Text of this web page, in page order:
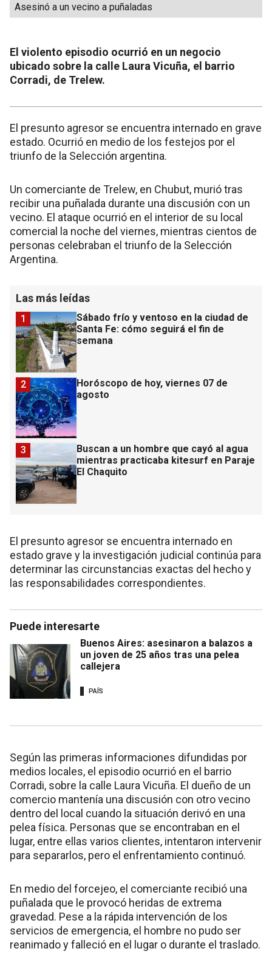
Asesinó a un vecino a puñaladas
El violento episodio ocurrió en un negocio
ubicado sobre la calle Laura Vicuña, el barrio
Corradi, de Trelew.
El presunto agresor se encuentra internado en grave
estado. Ocurrió en medio de los festejos por el
triunfo de la Selección argentina.
Un comerciante de Trelew, en Chubut, murió tras
recibir una puñalada durante una discusión con un
vecino. El ataque ocurrió en el interior de su local
comercial la noche del viernes, mientras cientos de
personas celebraban el triunfo de la Selección
Argentina.
Las más leídas
Sábado frío y ventoso en la ciudad de
Santa Fe: cómo seguirá el fin de
semana
1
Horóscopo de hoy, viernes 07 de
agosto
2
Buscan a un hombre que cayó al agua
mientras practicaba kitesurf en Paraje
El Chaquito
3
El presunto agresor se encuentra internado en
estado grave y la investigación judicial continúa para
determinar las circunstancias exactas del hecho y
las responsabilidades correspondientes.
Puede interesarte
Buenos Aires: asesinaron a balazos a
un joven de 25 años tras una pelea
callejera
PAÍS
Según las primeras informaciones difundidas por
medios locales, el episodio ocurrió en el barrio
Corradi, sobre la calle Laura Vicuña. El dueño de un
comercio mantenía una discusión con otro vecino
dentro del local cuando la situación derivó en una
pelea física. Personas que se encontraban en el
lugar, entre ellas varios clientes, intentaron intervenir
para separarlos, pero el enfrentamiento continuó.
En medio del forcejeo, el comerciante recibió una
puñalada que le provocó heridas de extrema
gravedad. Pese a la rápida intervención de los
servicios de emergencia, el hombre no pudo ser
reanimado y falleció en el lugar o durante el traslado.